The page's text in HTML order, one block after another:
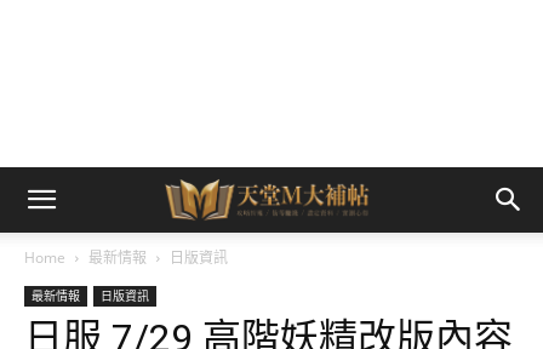
Home 最新情報 日版資訊
最新情報 日版資訊
日服 7/29 高階妖精改版內容